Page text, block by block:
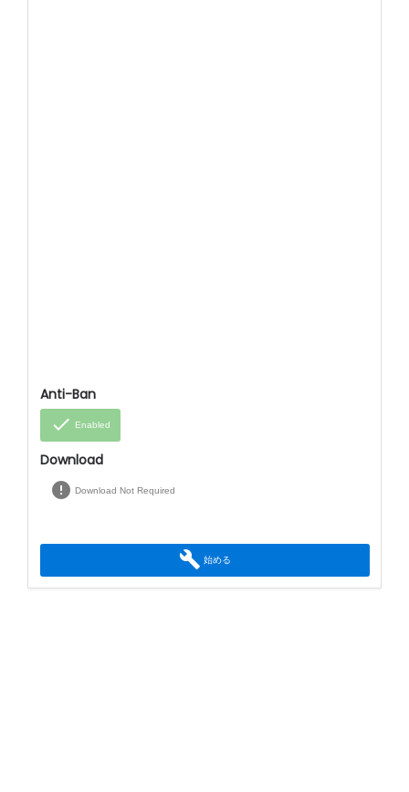
Anti-Ban
done Enabled
Download
error Download Not Required
build 始める